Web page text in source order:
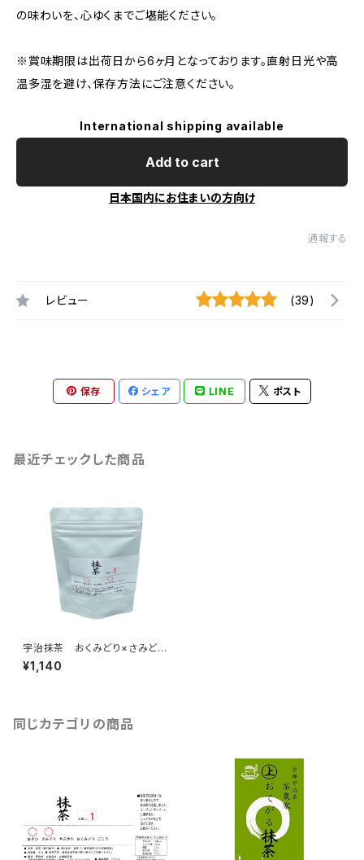
の味わいを、心ゆくまでご堪能ください。
※賞味期限は出荷日から6ヶ月となっております。直射日光や高
温多湿を避け、保存方法にご注意ください。
International shipping available
Add to cart
日本国内にお住まいの方向け
通報する
レビュー (39)
保存 シェア LINE ポスト
最近チェックした商品
宇治抹茶 おくみどり×さみどり
（30ｇ）抹茶100％（国産10
0％・無添加・無香料・無着色）
容量：30ｇ入（京都宇治茶 古
勝製茶場） 合組02
¥1,140
同じカテゴリの商品